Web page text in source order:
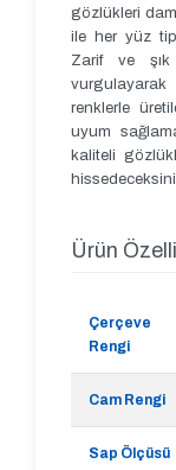
gözlükleri
ile her yüz
Zarif ve şık
renklerle
uyum
kaliteli
Ürün
Çerçeve
Rengi
Cam Rengi
Sap Ölçüsü